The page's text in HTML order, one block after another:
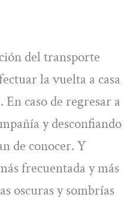
del transporte
la vuelta a casa
caso de regresar a
y desconfiando
de conocer. Y
frecuentada y más
oscuras y sombrías